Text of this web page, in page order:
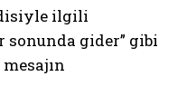
ilgili
sonunda gider” gibi